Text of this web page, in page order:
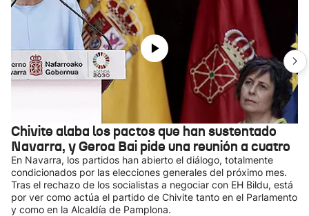
Chivite alaba los pactos que han sustentado
Navarra, y Geroa Bai pide una reunión a cuatro
En Navarra, los partidos han abierto el diálogo, totalmente
condicionados por las elecciones generales del próximo mes.
Tras el rechazo de los socialistas a negociar con EH Bildu, está
por ver como actúa el partido de Chivite tanto en el Parlamento
y como en la Alcaldía de Pamplona.